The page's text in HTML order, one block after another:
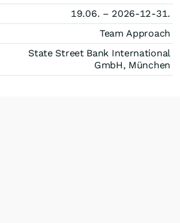
19.06. – 2026-12-31.
Team Approach
State Street Bank International
GmbH, München